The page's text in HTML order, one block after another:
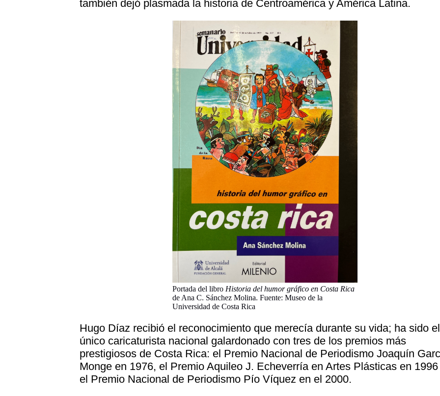
también dejó plasmada la historia de Centroamérica y América Latina.
Portada del libro Historia del humor gráfico en Costa Rica
de Ana C. Sánchez Molina. Fuente: Museo de la
Universidad de Costa Rica
Hugo Díaz recibió el reconocimiento que merecía durante su vida; ha sido el
único caricaturista nacional galardonado con tres de los premios más
prestigiosos de Costa Rica: el Premio Nacional de Periodismo Joaquín
Monge en 1976, el Premio Aquileo J. Echeverría en Artes Plásticas en
el Premio Nacional de Periodismo Pío Víquez en el 2000.